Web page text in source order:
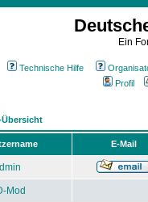
Ein
Technische Hilfe
Profil
Übersicht
E-Mail
Mod